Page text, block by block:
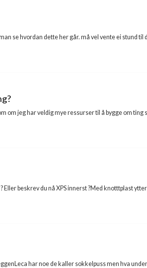
se hvordan dette her går. må vel vente ei stund
om jeg har veldig mye ressurser til å bygge om ting
Eller beskrev du nå XPS innerst ?Med knotttplast
har noe de kaller sokkelpuss men hva